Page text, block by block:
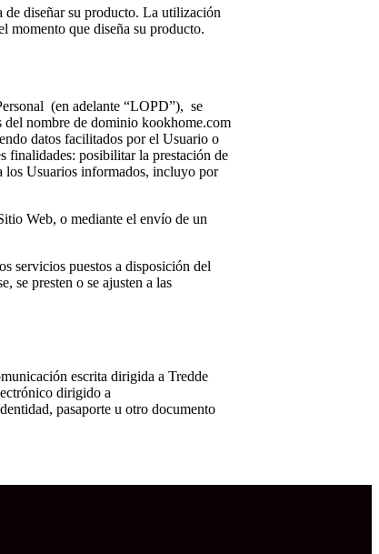
de diseñar su producto. La utilización
momento que diseña su producto.
(en adelante “LOPD”), se
del nombre de dominio kookhome.com
datos facilitados por el Usuario o
finalidades: posibilitar la prestación de
los Usuarios informados, incluyo por
Web, o mediante el envío de un
servicios puestos a disposición del
se presten o se ajusten a las
escrita dirigida a Tredde
dirigido a
pasaporte u otro documento